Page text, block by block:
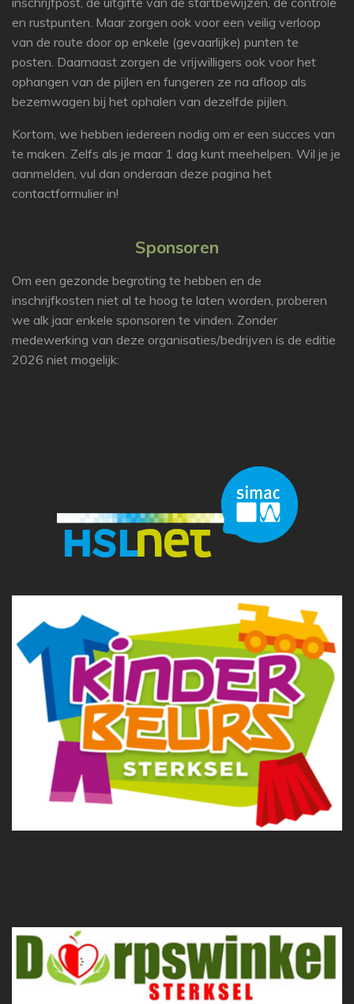
en rustpunten. Maar zorgen ook voor een veilig verloop
van de route door op enkele (gevaarlijke) punten te
posten. Daarnaast zorgen de vrijwilligers ook voor het
ophangen van de pijlen en fungeren ze na afloop als
bezemwagen bij het ophalen van dezelfde pijlen.
Kortom, we hebben iedereen nodig om er een succes van
te maken. Zelfs als je maar 1 dag kunt meehelpen. Wil je je
aanmelden, vul dan onderaan deze pagina het
contactformulier in!
Sponsoren
Om een gezonde begroting te hebben en de
inschrijfkosten niet al te hoog te laten worden, proberen
we alk jaar enkele sponsoren te vinden. Zonder
medewerking van deze organisaties/bedrijven is de editie
2026 niet mogelijk: